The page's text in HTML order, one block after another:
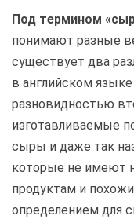
Под термином
понимают разные
существует два
в английском
разновидностью
изготавливаемые
сыры и даже так
которые не имеют
продуктам и
определением для